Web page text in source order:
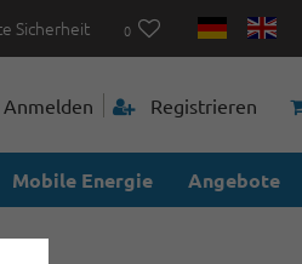
Sicherheit 0
Anmelden Registrieren
Mobile Energie Angebote